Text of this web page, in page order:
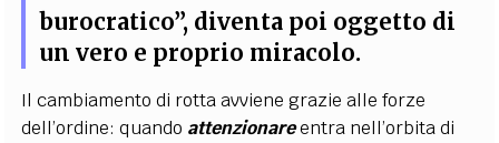
burocratico”, diventa poi oggetto di
un vero e proprio miracolo.
Il cambiamento di rotta avviene grazie alle forze
dell’ordine: quando attenzionareentra nell’orbita di